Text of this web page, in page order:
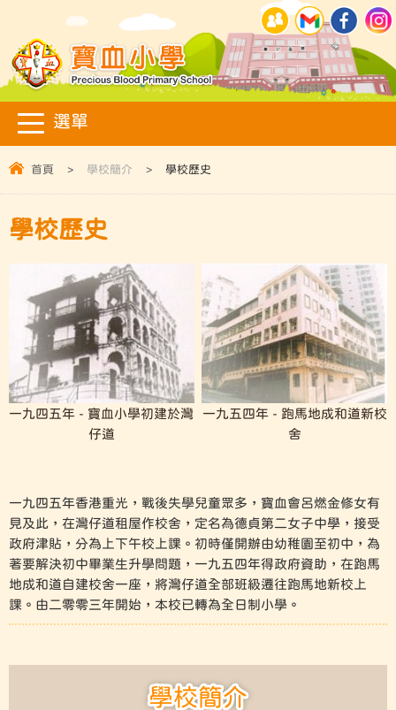
首頁 > 學校簡介 > 學校歷史
學校歷史
一九四五年 - 寶血小學初建於灣
仔道
一九五四年 - 跑馬地成和道新校
舍
一九四五年香港重光，戰後失學兒童眾多，寶血會呂燃金修女有
見及此，在灣仔道租屋作校舍，定名為德貞第二女子中學，接受
政府津貼，分為上下午校上課。初時僅開辦由幼稚園至初中，為
著要解決初中畢業生升學問題，一九五四年得政府資助，在跑馬
地成和道自建校舍一座，將灣仔道全部班級遷往跑馬地新校上
課。由二零零三年開始，本校已轉為全日制小學。
學校簡介